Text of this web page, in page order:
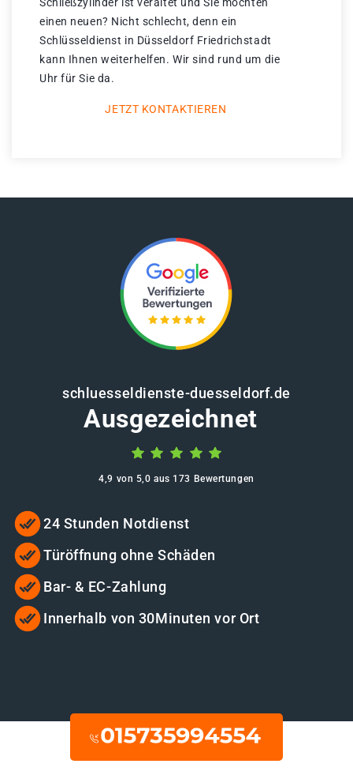
Schließzylinder ist veraltet und Sie möchten
einen neuen? Nicht schlecht, denn ein
Schlüsseldienst in Düsseldorf Friedrichstadt
kann Ihnen weiterhelfen. Wir sind rund um die
Uhr für Sie da.
JETZT KONTAKTIEREN
schluesseldienste-duesseldorf.de
Ausgezeichnet
4,9 von 5,0 aus 173 Bewertungen
24 Stunden Notdienst
Türöffnung ohne Schäden
Bar- & EC-Zahlung
Innerhalb von 30Minuten vor Ort